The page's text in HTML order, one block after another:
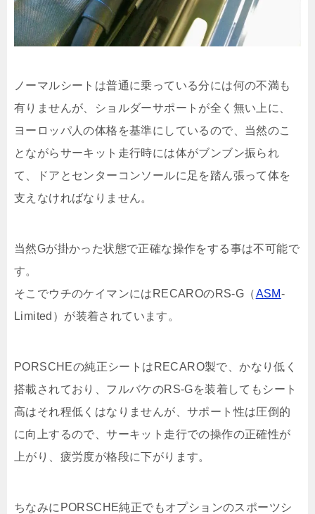
ノーマルシートは普通に乗っている分には何の不満も
有りませんが、ショルダーサポートが全く無い上に、
ヨーロッパ人の体格を基準にしているので、当然のこ
とながらサーキット走行時には体がブンブン振られ
て、ドアとセンターコンソールに足を踏ん張って体を
支えなければなりません。
当然Gが掛かった状態で正確な操作をする事は不可能で
す。
そこでウチのケイマンにはRECAROのRS-G（ASM-
Limited）が装着されています。
PORSCHEの純正シートはRECARO製で、かなり低く
搭載されており、フルバケのRS-Gを装着してもシート
高はそれ程低くはなりませんが、サポート性は圧倒的
に向上するので、サーキット走行での操作の正確性が
上がり、疲労度が格段に下がります。
ちなみにPORSCHE純正でもオプションのスポーツシ